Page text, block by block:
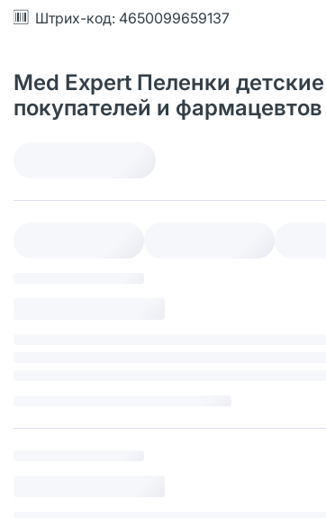
Штрих-код: 4650099659137
Med Expert Пеленки
покупателей и фармацевтов